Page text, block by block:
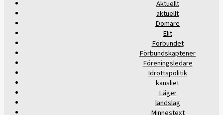
Aktuellt
aktuellt
Domare
Elit
Förbundet
Förbundskaptener
Föreningsledare
Idrottspolitik
kansliet
Läger
landslag
Minnestext